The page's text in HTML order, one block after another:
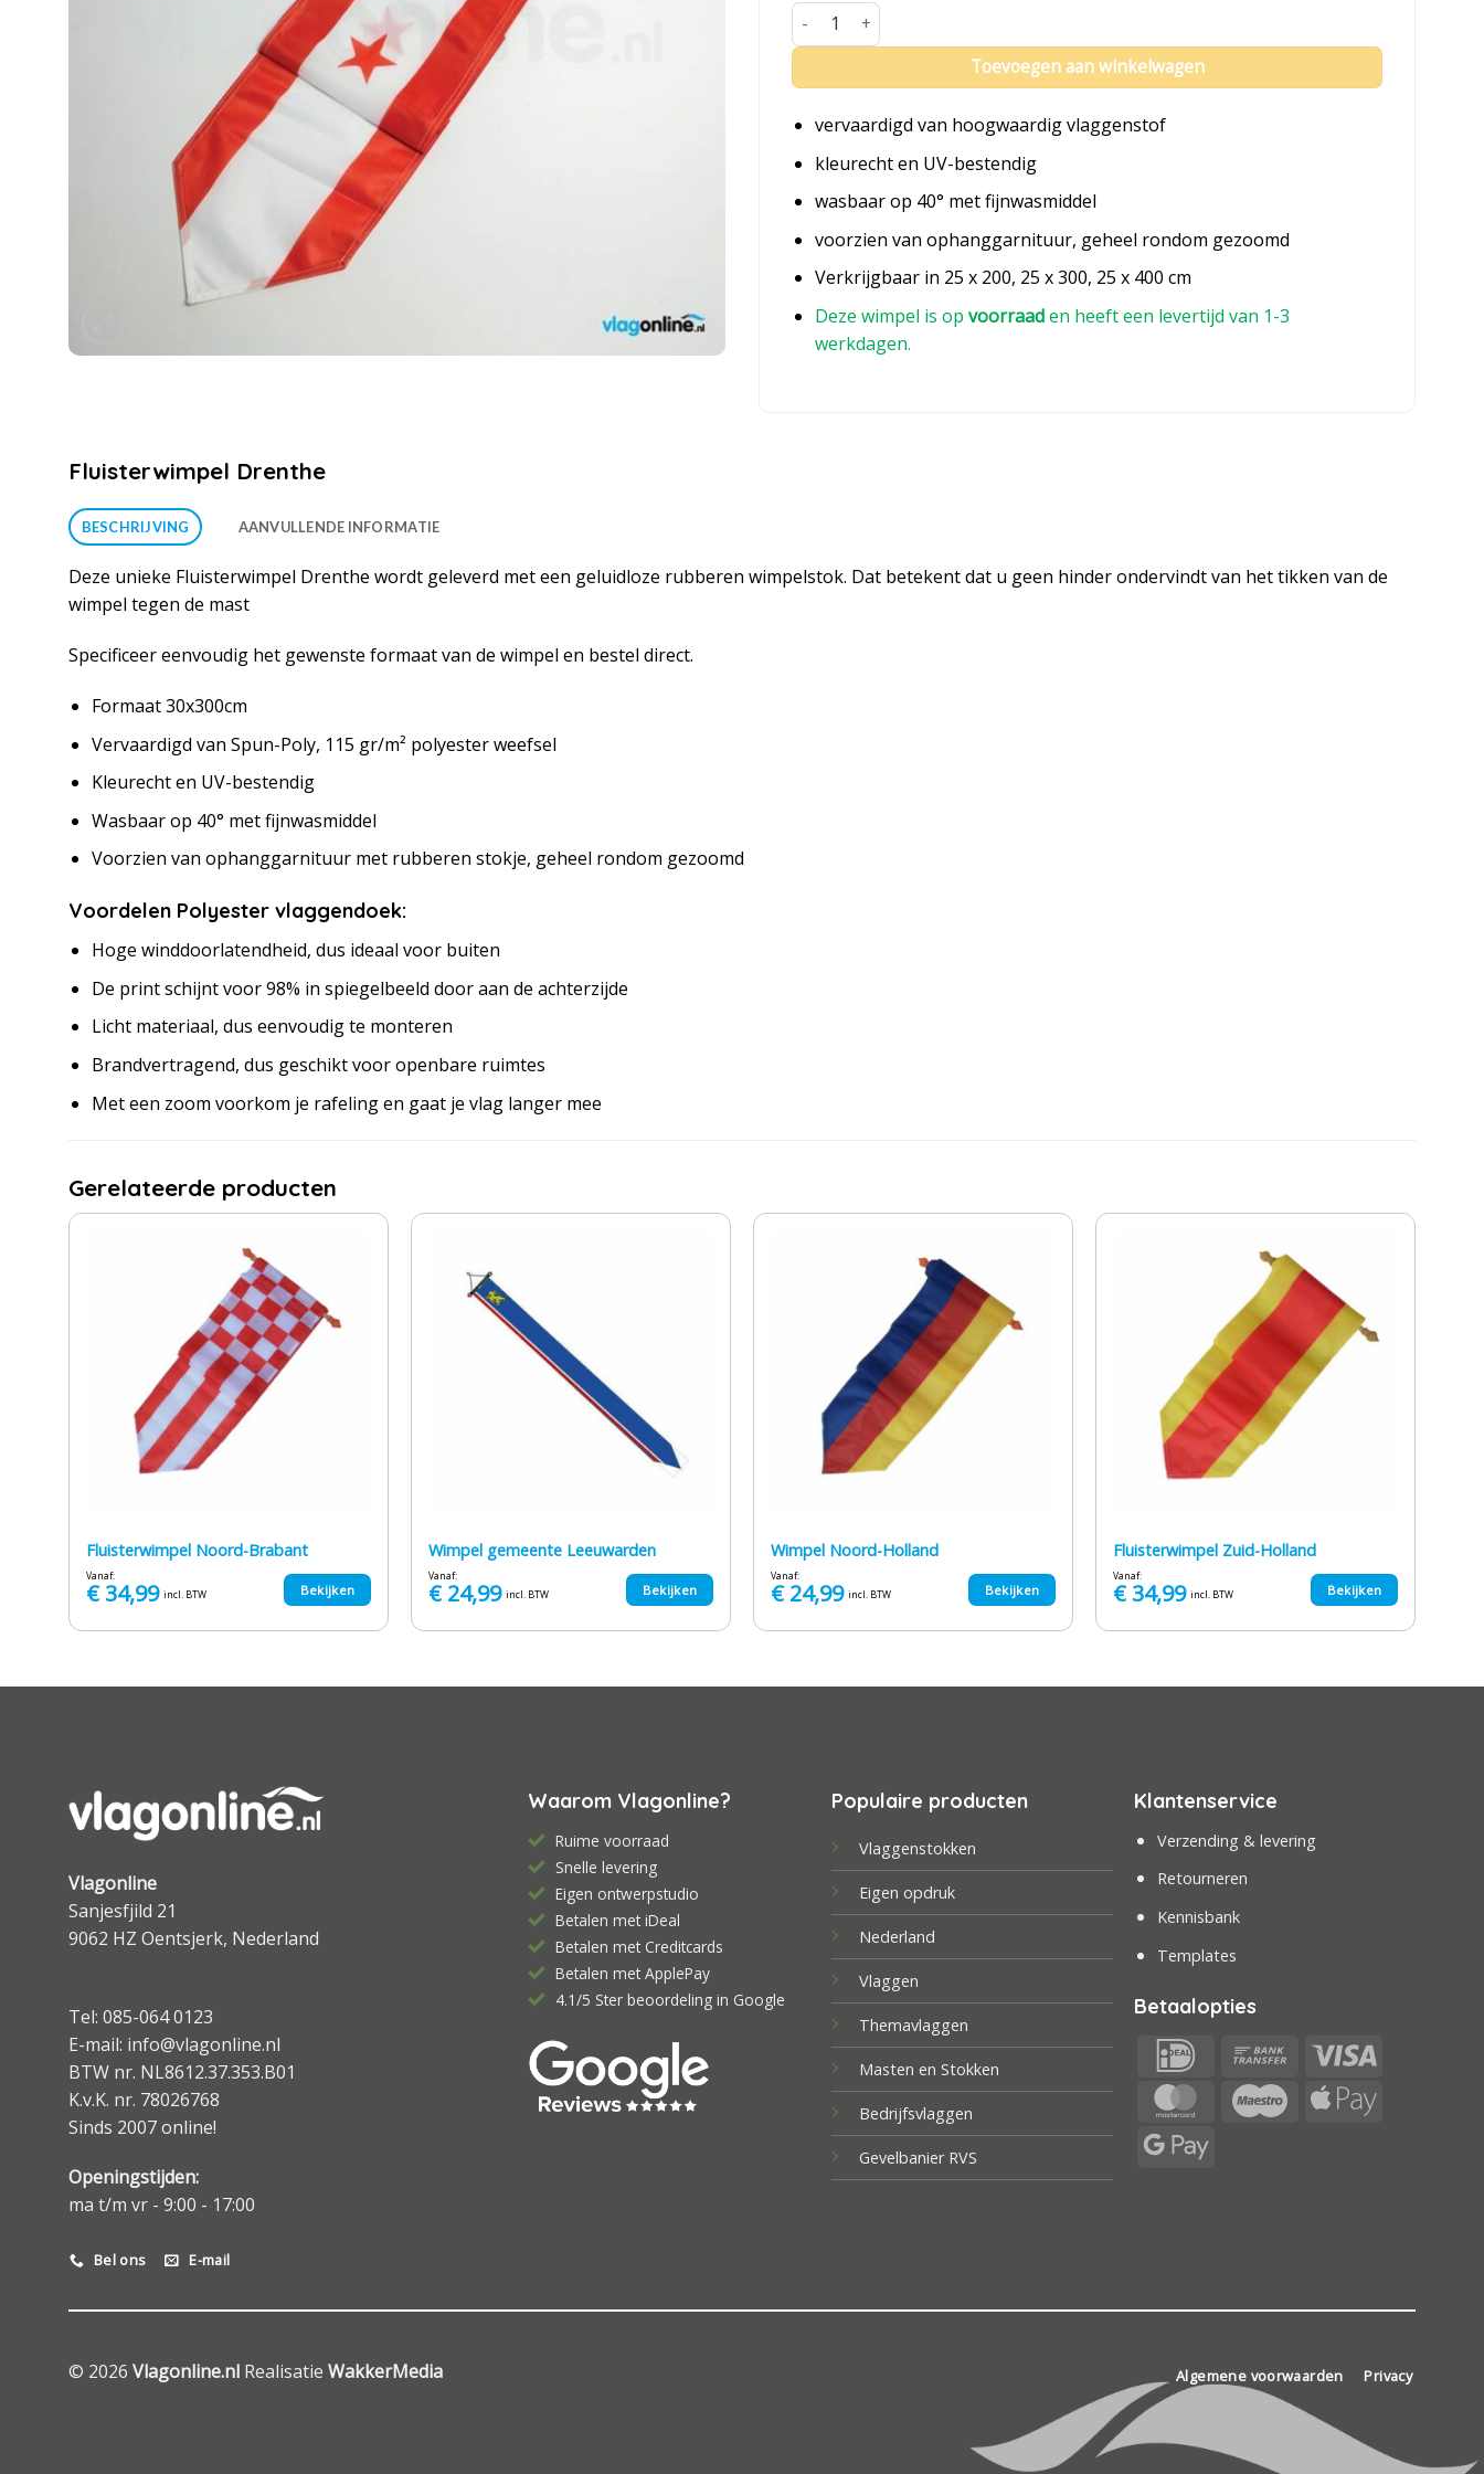
Fluisterwimpel Drenthe aantal
Toevoegen aan winkelwagen
vervaardigd van hoogwaardig vlaggenstof
kleurecht en UV-bestendig
wasbaar op 40° met fijnwasmiddel
voorzien van ophanggarnituur, geheel rondom gezoomd
Verkrijgbaar in 25 x 200, 25 x 300, 25 x 400 cm
Deze wimpel is op voorraaden heeft een levertijd van 1-3
werkdagen.
Fluisterwimpel Drenthe
BESCHRIJVING AANVULLENDE INFORMATIE
Deze unieke Fluisterwimpel Drenthe wordt geleverd met een geluidloze rubberen wimpelstok. Dat betekent dat u geen hinder ondervindt van het tikken van de
wimpel tegen de mast
Specificeer eenvoudig het gewenste formaat van de wimpel en bestel direct.
Formaat 30x300cm
Vervaardigd van Spun-Poly, 115 gr/m² polyester weefsel
Kleurecht en UV-bestendig
Wasbaar op 40° met fijnwasmiddel
Voorzien van ophanggarnituur met rubberen stokje, geheel rondom gezoomd
Voordelen Polyester vlaggendoek:
Hoge winddoorlatendheid, dus ideaal voor buiten
De print schijnt voor 98% in spiegelbeeld door aan de achterzijde
Licht materiaal, dus eenvoudig te monteren
Brandvertragend, dus geschikt voor openbare ruimtes
Met een zoom voorkom je rafeling en gaat je vlag langer mee
Gerelateerde producten
Fluisterwimpel Noord-Brabant
Vanaf:
€34,99 incl. BTW Bekijken
Wimpel gemeente Leeuwarden
Vanaf:
€24,99 incl. BTW Bekijken
Wimpel Noord-Holland
Vanaf:
€24,99 incl. BTW Bekijken
Fluisterwimpel Zuid-Holland
Vanaf:
€34,99 incl. BTW Bekijken
Vlagonline
Sanjesfjild 21
9062 HZ Oentsjerk, Nederland
Tel: 085-064 0123
E-mail: info@vlagonline.nl
BTW nr. NL8612.37.353.B01
K.v.K. nr. 78026768
Sinds 2007 online!
Openingstijden:
ma t/m vr - 9:00 - 17:00
Bel ons E-mail
Waarom Vlagonline?
Ruime voorraad
Snelle levering
Eigen ontwerpstudio
Betalen met iDeal
Betalen met Creditcards
Betalen met ApplePay
4.1/5 Ster beoordeling in Google
Populaire producten
Vlaggenstokken
Eigen opdruk
Nederland
Vlaggen
Themavlaggen
Masten en Stokken
Bedrijfsvlaggen
Gevelbanier RVS
Klantenservice
Verzending & levering
Retourneren
Kennisbank
Templates
Betaalopties
IDeal
Bank
Transfer
MasterCard Maestro Apple
Google
© 2026 Vlagonline.nl Realisatie WakkerMedia Algemene voorwaarden Privacy